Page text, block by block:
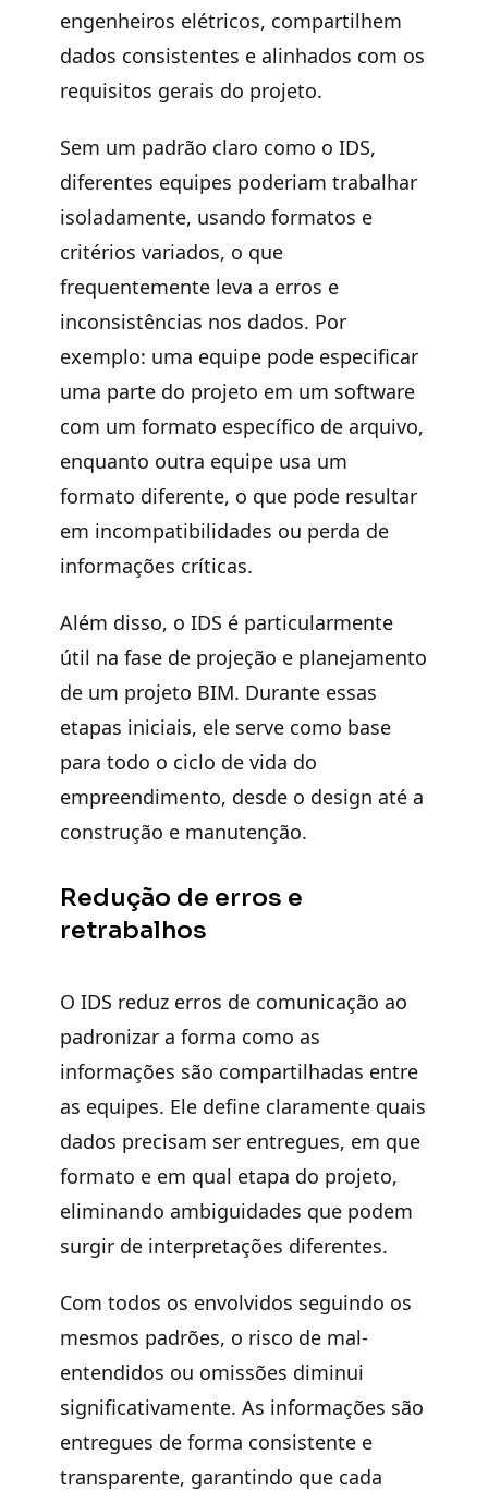
engenheiros elétricos, compartilhem
dados consistentes e alinhados com os
requisitos gerais do projeto.
Sem um padrão claro como o IDS,
diferentes equipes poderiam trabalhar
isoladamente, usando formatos e
critérios variados, o que
frequentemente leva a erros e
inconsistências nos dados. Por
exemplo: uma equipe pode especificar
uma parte do projeto em um software
com um formato específico de arquivo,
enquanto outra equipe usa um
formato diferente, o que pode resultar
em incompatibilidades ou perda de
informações críticas.
Além disso, o IDS é particularmente
útil na fase de projeção e planejamento
de um projeto BIM. Durante essas
etapas iniciais, ele serve como base
para todo o ciclo de vida do
empreendimento, desde o design até a
construção e manutenção.
Redução de erros e
retrabalhos
O IDS reduz erros de comunicação ao
padronizar a forma como as
informações são compartilhadas entre
as equipes. Ele define claramente quais
dados precisam ser entregues, em que
formato e em qual etapa do projeto,
eliminando ambiguidades que podem
surgir de interpretações diferentes.
Com todos os envolvidos seguindo os
mesmos padrões, o risco de mal-
entendidos ou omissões diminui
significativamente. As informações são
entregues de forma consistente e
transparente, garantindo que cada